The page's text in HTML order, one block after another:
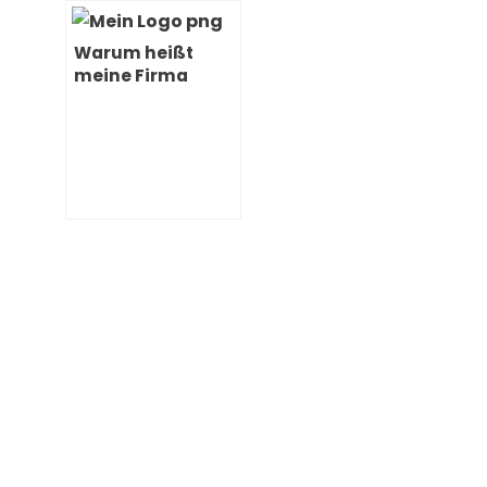
Lebenssituatione
n
Warum heißt
meine Firma